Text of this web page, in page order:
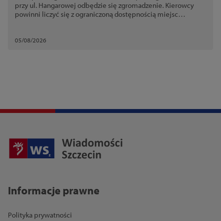
przy ul. Hangarowej odbędzie się zgromadzenie. Kierowcy
powinni liczyć się z ograniczoną dostępnością miejsc
05/08/2026
Informacje prawne
Polityka prywatności